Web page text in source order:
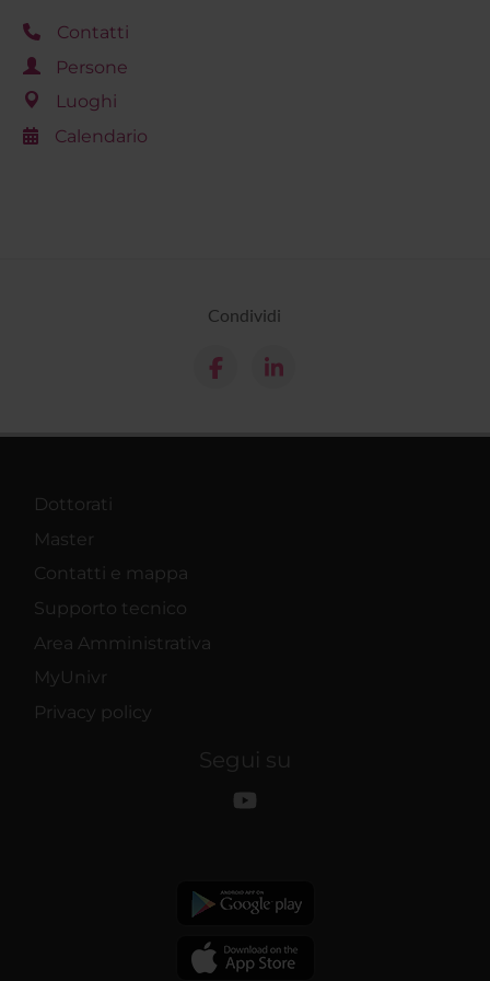
Contatti
Persone
Luoghi
Calendario
Condividi
Dottorati
Master
Contatti e mappa
Supporto tecnico
Area Amministrativa
MyUnivr
Privacy policy
Segui su